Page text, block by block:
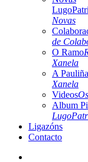
Novas
de
O Ramo
Xanela
A Pauliña
Xanela
Videos
Album
Ligazóns
Contacto